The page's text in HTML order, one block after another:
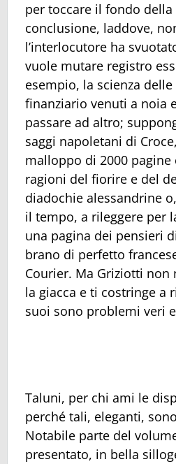
per toccare il fondo
conclusione, laddove,
l’interlocutore ha
vuole mutare registro
esempio, la scienza
finanziario venuti a noia
passare ad altro;
saggi napoletani di
malloppo di 2000
ragioni del fiorire e del
diadochie alessandrine
il tempo, a rileggere per
una pagina dei pensieri
brano di perfetto
Courier. Ma Griziotti
la giacca e ti costringe a
suoi sono problemi veri
Taluni, per chi ami le
perché tali, eleganti,
Notabile parte del
presentato, in bella